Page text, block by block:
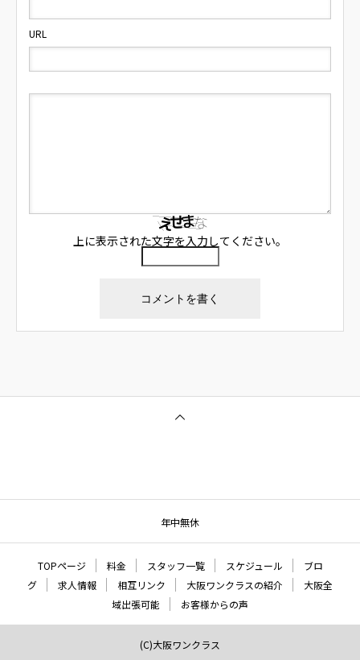
URL
上に表示された文字を入力してください。
年中無休
TOPページ 料金 スタッフ一覧 スケジュール
ブロ
グ
求人情報 相互リンク 大阪ワンクラスの紹介
大阪全
域出張可能
お客様からの声
(C)大阪ワンクラス